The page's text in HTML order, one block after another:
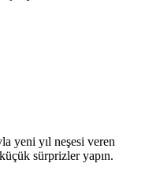
yeni yıl neşesi veren
sürprizler yapın.